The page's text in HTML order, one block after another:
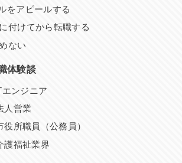
をアピールする
付けてから転職する
ない
体験談
ンジニア
営業
所職員（公務員）
福祉業界